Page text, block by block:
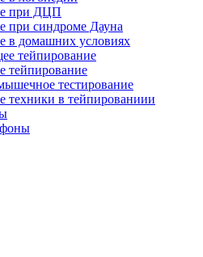
при ДЦП
при синдроме Дауна
в домашних условиях
тейпирование
тейпирование
тестирование
техники в тейпированиии